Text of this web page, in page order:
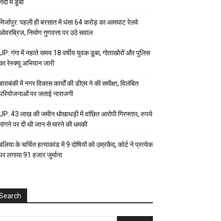
में डूबा
पहली ही बरसात में धंसा 64 करोड़ का आमघाट रेलवे
निर्माण गुणवत्ता पर उठे सवाल
गंगा में नहाते समय 18 वर्षीय युवक डूबा, गोताखोरों और पुलिस
रेस्क्यू अभियान जारी
में नगर विकास कार्यों की डीएम ने की समीक्षा, विलंबित
पर जताई नाराजगी
43 लाख की जमीन धोखाधड़ी में वांछित आरोपी गिरफ्तार, रुपये
पर दी थी जान से मारने की धमकी
के चर्चित हत्याकांड में 9 दोषियों को उम्रकैद, कोर्ट ने प्रत्येक
लगाया ₹91 हजार जुर्माना